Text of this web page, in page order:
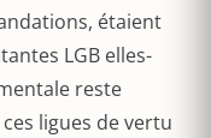
étaient
LGB elles-
reste
ligues de vertu